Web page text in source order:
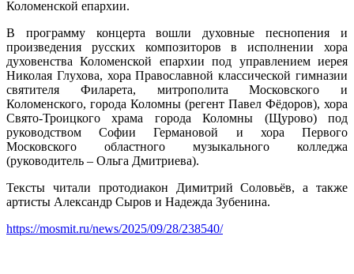
Коломенской епархии.
В программу концерта вошли духовные песнопения и
произведения русских композиторов в исполнении хора
духовенства Коломенской епархии под управлением иерея
Николая Глухова, хора Православной классической гимназии
святителя Филарета, митрополита Московского и
Коломенского, города Коломны (регент Павел Фёдоров), хора
Свято-Троицкого храма города Коломны (Щурово) под
руководством Софии Германовой и хора Первого
Московского областного музыкального колледжа
(руководитель – Ольга Дмитриева).
Тексты читали протодиакон Димитрий Соловьёв, а также
артисты Александр Сыров и Надежда Зубенина.
https://mosmit.ru/news/2025/09/28/238540/